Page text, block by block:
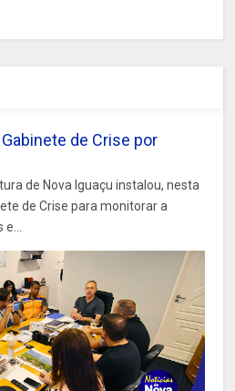
de Crise por
de Nova Iguaçu instalou, nesta
de Crise para monitorar a